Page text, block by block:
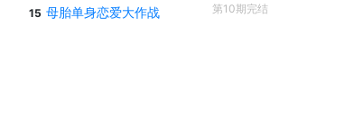
15 母胎单身恋爱大作战 第10期完结